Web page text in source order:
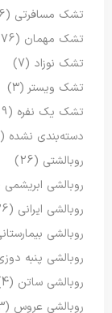
تشک مسافرتی (186)
تشک مهمان (76)
تشک نوزاد (7)
تشک ویستر (3)
تشک یک نفره (59)
دسته‌بندی نشده (11)
روبالشتی (26)
روبالشی ابریشمی
روبالشی ایرانی (26)
روبالشی
روبالشی پنبه
روبالشی ساتن (4)
روبالشی عروس (13)